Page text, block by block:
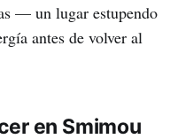
— un lugar estupendo
antes de volver al
en Smimou